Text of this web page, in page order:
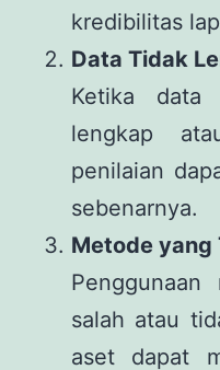
kredibilitas
Data Tidak
Ketika data
lengkap
penilaian
sebenarnya.
Metode yang
salah atau
aset dapat